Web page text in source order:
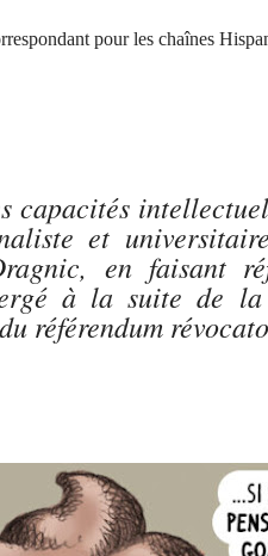
pour les chaînes
capacités
et
en faisant
à la suite de
référendum